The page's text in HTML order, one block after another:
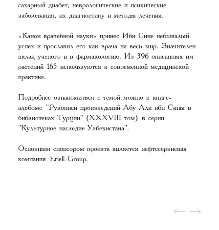
сахарный диабет, неврологические и психические
заболевания, их диагностику и методы лечения.
«Канон врачебной науки» принес Ибн Сине небывалый
успех и прославил его как врача на весь мир. Значителен
вклад ученого и в фармакологию. Из 396 описанных им
растений 165 используются в современной медицинской
практике.
Подробнее ознакомиться с темой можно в книге-
альбоме "Рукописи произведений Абу Али ибн Сины в
библиотеках Турции" (XXXVIII том) в серии
"Культурное наследие Узбекистана".
Основным спонсором проекта является нефтесервисная
компанияEriell-Group.